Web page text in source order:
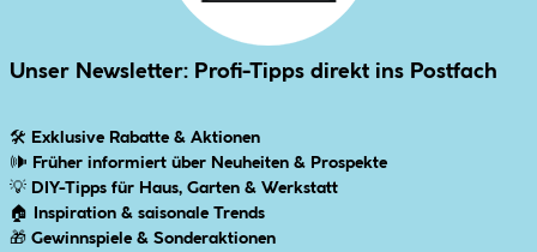
Unser Newsletter: Profi-Tipps direkt ins Postfach
🛠 Exklusive Rabatte & Aktionen
🕪 Früher informiert über Neuheiten & Prospekte
💡 DIY-Tipps für Haus, Garten & Werkstatt
🏠
Inspiration & saisonale Trends
🎁 Gewinnspiele & Sonderaktionen